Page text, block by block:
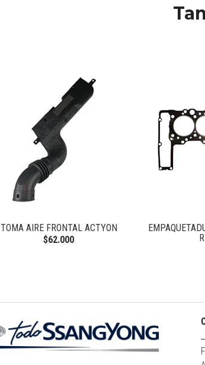
TOMA AIRE FRONTAL ACTYON
$62.000